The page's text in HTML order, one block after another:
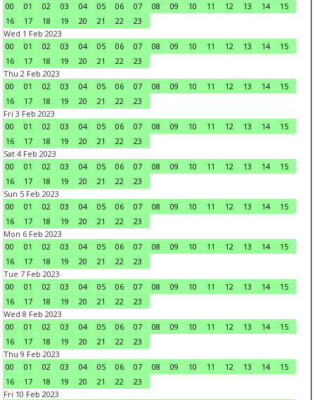
00
01 02 03 04 05 06 07 08 09 10 11 12 13 14
15
16
17 18 19 20 21 22
23
Wed 1 Feb 2023
00
01 02 03 04 05 06 07 08 09 10 11 12 13 14
15
16
17 18 19 20 21 22
23
Thu 2 Feb 2023
00
01 02 03 04 05 06 07 08 09 10 11 12 13 14
15
16
17 18 19 20 21 22
23
Fri 3 Feb 2023
00
01 02 03 04 05 06 07 08 09 10 11 12 13 14
15
16
17 18 19 20 21 22
23
Sat 4 Feb 2023
00
01 02 03 04 05 06 07 08 09 10 11 12 13 14
15
16
17 18 19 20 21 22
23
Sun 5 Feb 2023
00
01 02 03 04 05 06 07 08 09 10 11 12 13 14
15
16
17 18 19 20 21 22
23
Mon 6 Feb 2023
00
01 02 03 04 05 06 07 08 09 10 11 12 13 14
15
16
17 18 19 20 21 22
23
Tue 7 Feb 2023
00
01 02 03 04 05 06 07 08 09 10 11 12 13 14
15
16
17 18 19 20 21 22
23
Wed 8 Feb 2023
00
01 02 03 04 05 06 07 08 09 10 11 12 13 14
15
16
17 18 19 20 21 22
23
Thu 9 Feb 2023
00
01 02 03 04 05 06 07 08 09 10 11 12 13 14
15
16
17 18 19 20 21 22
23
Fri 10 Feb 2023